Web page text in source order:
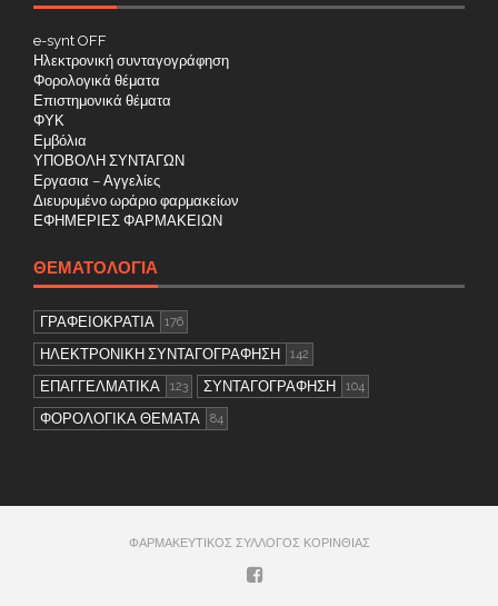
e-synt OFF
Ηλεκτρονική συνταγογράφηση
Φορολογικά θέματα
Επιστημονικά θέματα
ΦΥΚ
Εμβόλια
ΥΠΟΒΟΛΗ ΣΥΝΤΑΓΩΝ
Εργασια – Αγγελίες
Διευρυμένο ωράριο φαρμακείων
ΕΦΗΜΕΡΙΕΣ ΦΑΡΜΑΚΕΙΩΝ
ΘΕΜΑΤΟΛΟΓΊΑ
ΓΡΑΦΕΙΟΚΡΑΤΙΑ 176
ΗΛΕΚΤΡΟΝΙΚΗ ΣΥΝΤΑΓΟΓΡΑΦΗΣΗ 142
ΕΠΑΓΓΕΛΜΑΤΙΚΑ 123 ΣΥΝΤΑΓΟΓΡΑΦΗΣΗ 104
ΦΟΡΟΛΟΓΙΚΑ ΘΕΜΑΤΑ 84
ΦΑΡΜΑΚΕΥΤΙΚΟΣ ΣΥΛΛΟΓΟΣ ΚΟΡΙΝΘΙΑΣ